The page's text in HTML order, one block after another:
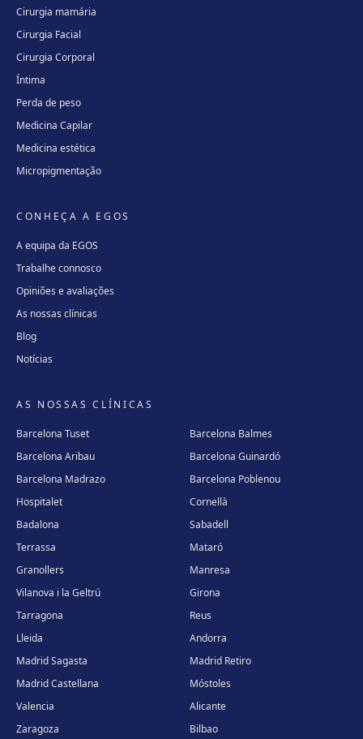
Cirurgia mamária
Cirurgia Facial
Cirurgia Corporal
Íntima
Perda de peso
Medicina Capilar
Medicina estética
Micropigmentação
CONHEÇA A EGOS
A equipa da EGOS
Trabalhe connosco
Opiniões e avaliações
As nossas clínicas
Blog
Notícias
AS NOSSAS CLÍNICAS
Barcelona Tuset
Barcelona Balmes
Barcelona Aribau
Barcelona Guinardó
Barcelona Madrazo
Barcelona Poblenou
Hospitalet
Cornellà
Badalona
Sabadell
Terrassa
Mataró
Granollers
Manresa
Vilanova i la Geltrú
Girona
Tarragona
Reus
Lleida
Andorra
Madrid Sagasta
Madrid Retiro
Madrid Castellana
Móstoles
Valencia
Alicante
Zaragoza
Bilbao